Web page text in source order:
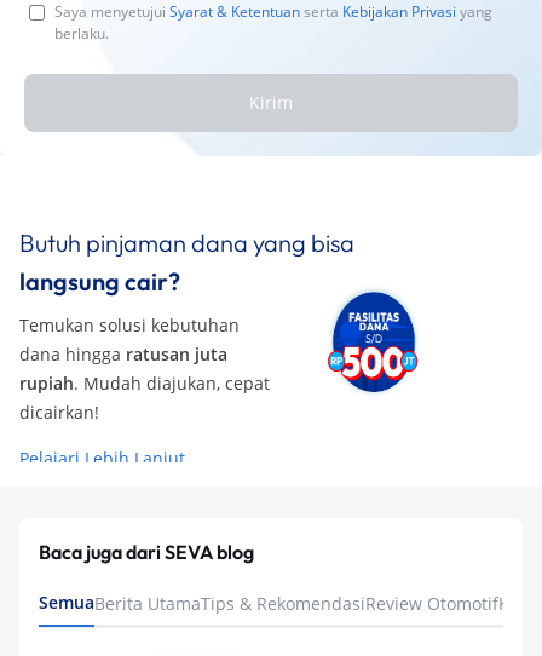
Saya menyetujui Syarat & Ketentuanserta Kebijakan Privasi yang
berlaku.
Kirim
Butuh pinjaman dana yang bisa
langsung cair?
Temukan solusi kebutuhan
dana hingga ratusan juta
rupiah. Mudah diajukan, cepat
dicairkan!
Pelajari Lebih Lanjut
Baca juga dari SEVA blog
SemuaBerita UtamaTips & RekomendasiReview Otomotif